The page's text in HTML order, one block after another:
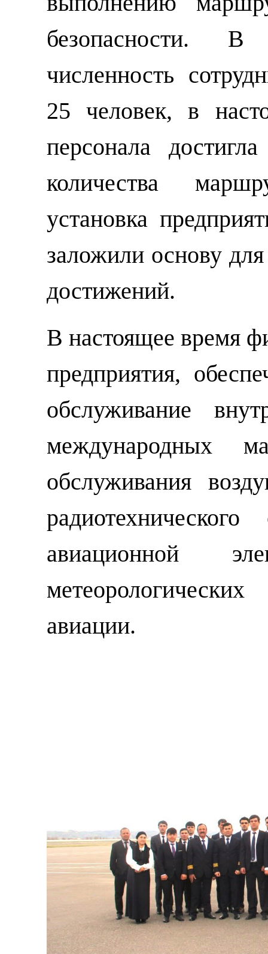
безопасности.
численность
25 человек, в
персонала
количества
установка
заложили основу
достижений.
В настоящее время
предприятия,
обслуживание
международных
обслуживания
авиационной
авиации.